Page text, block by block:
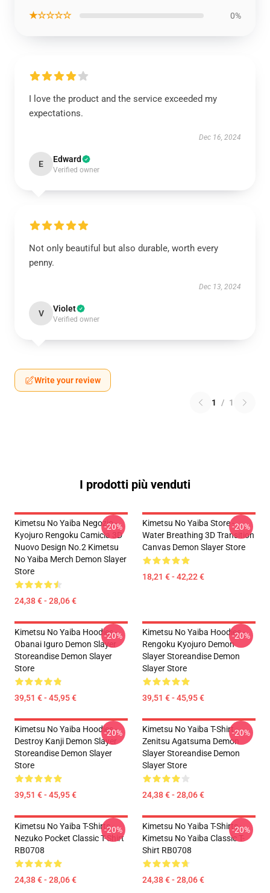
★☆☆☆☆ 0%
I love the product and the service exceeded my
expectations.
Dec 16, 2024
E Edward
Verified owner
Not only beautiful but also durable, worth every
penny.
Dec 13, 2024
V Violet
Verified owner
Write your review
1 / 1
I prodotti più venduti
Kimetsu No Yaiba Negozio -
Kyojuro Rengoku Camicia 3D
Nuovo Design No.2 Kimetsu
No Yaiba Merch Demon Slayer
Store
24,38 € - 28,06 €
-20%
Kimetsu No Yaiba Store -
Water Breathing 3D Transition
Canvas Demon Slayer Store
18,21 € - 42,22 €
-20%
Kimetsu No Yaiba Hoodies -
Obanai Iguro Demon Slayer
Storeandise Demon Slayer
Store
39,51 € - 45,95 €
-20%
Kimetsu No Yaiba Hoodies -
Rengoku Kyojuro Demon
Slayer Storeandise Demon
Slayer Store
39,51 € - 45,95 €
-20%
Kimetsu No Yaiba Hoodies -
Destroy Kanji Demon Slayer
Storeandise Demon Slayer
Store
39,51 € - 45,95 €
-20%
Kimetsu No Yaiba T-Shirt -
Zenitsu Agatsuma Demon
Slayer Storeandise Demon
Slayer Store
24,38 € - 28,06 €
-20%
Kimetsu No Yaiba T-Shirts -
Nezuko Pocket Classic T-Shirt
RB0708
24,38 € - 28,06 €
-20%
Kimetsu No Yaiba T-Shirts -
Kimetsu No Yaiba Classic T-
Shirt RB0708
24,38 € - 28,06 €
-20%